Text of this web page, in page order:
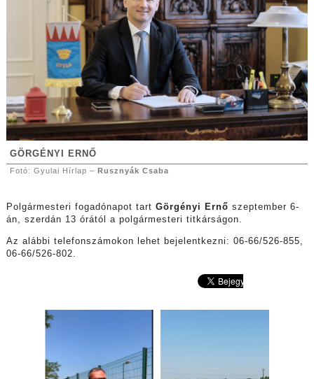
GÖRGÉNYI ERNŐ
Fotó: Gyulai Hírlap – Rusznyák Csaba
Polgármesteri fogadónapot tart Görgényi Ernő szeptember 6-
án, szerdán 13 órától a polgármesteri titkárságon.
Az alábbi telefonszámokon lehet bejelentkezni: 06-66/526-855,
06-66/526-802.